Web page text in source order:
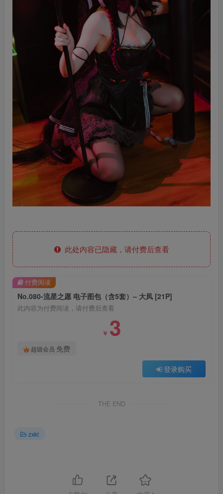
此处内容已隐藏，请付费后查看
No.080-流星之愿 电子图包（含5套）– 大凤 [21P]
此内容为付费阅读，请付费后查看
￥ 3
超级会员 免费
登录购买
付费阅读
THE END
zxkt